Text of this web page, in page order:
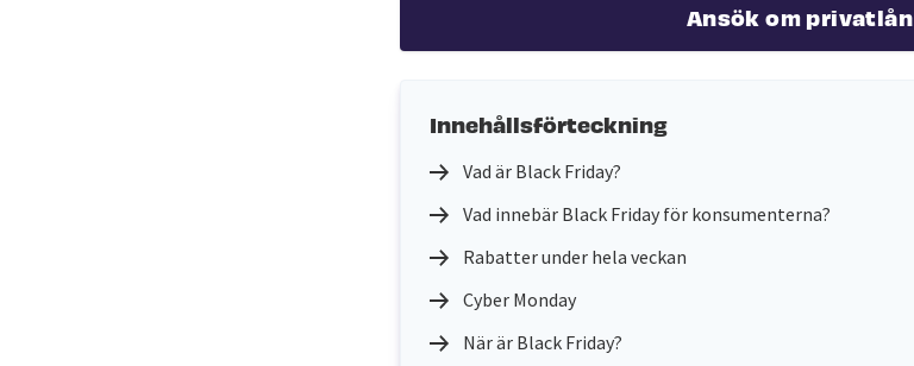
Ansök om privatlån
Innehållsförteckning
Vad är Black Friday?
Vad innebär Black Friday för konsumenterna?
Rabatter under hela veckan
Cyber Monday
När är Black Friday?